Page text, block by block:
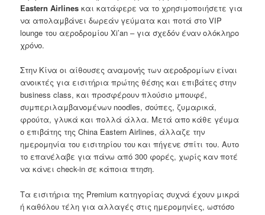
Eastern Airlines και κατάφερε να το χρησιμοποιήσετε για
να απολαμβάνει δωρεάν γεύματα και ποτά στο VIP
lounge του αεροδρομίου Xi’an – για σχεδόν έναν ολόκληρο
χρόνο.
Στην Κίνα οι αίθουσες αναμονής των αεροδρομίων είναι
ανοικτές για εισιτήρια πρώτης θέσης και επιβάτες στην
business class, και προσφέρουν πλούσιο μπουφέ,
συμπεριλαμβανομένων noodles, σούπες, ζυμαρικά,
φρούτα, γλυκά και πολλά άλλα. Μετά απο κάθε γέυμα
ο επιβάτης της China Eastern Airlines, άλλαζε την
ημερομηνία του εισιτηρίου του και πήγενε σπίτι του. Αυτο
το επανέλαβε για πάνω από 300 φορές, χωρίς καν ποτέ
να κάνει check-in σε κάποια πτηση.
Τα εισιτήρια της Premium κατηγορίας συχνά έχουν μικρά
ή καθόλου τέλη για αλλαγές στις ημερομηνίες, ωστόσο